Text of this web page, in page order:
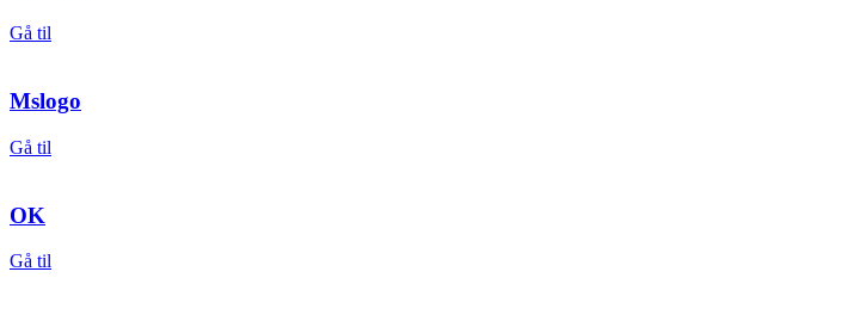
Gå til
Mslogo
Gå til
OK
Gå til